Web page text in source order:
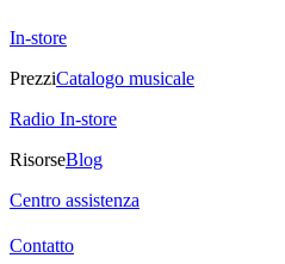
In-store
PrezziCatalogo musicale
Radio In-store
RisorseBlog
Centro assistenza
Contatto